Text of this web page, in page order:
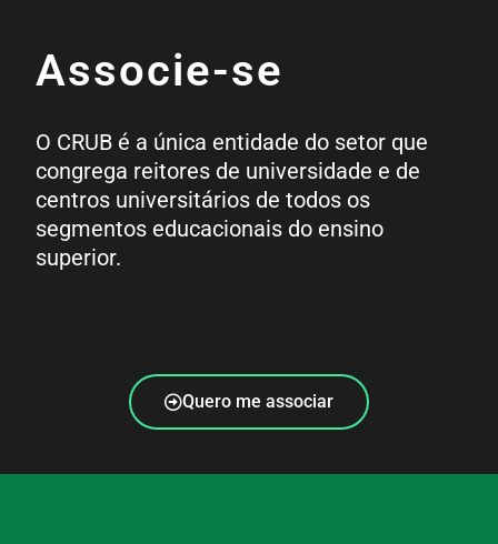
Associe-se
O CRUB é a única entidade do setor que
congrega reitores de universidade e de
centros universitários de todos os
segmentos educacionais do ensino
superior.
Quero me associar